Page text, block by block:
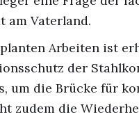
am Vaterland.
Arbeiten ist
der
um die Brücke für
zudem die